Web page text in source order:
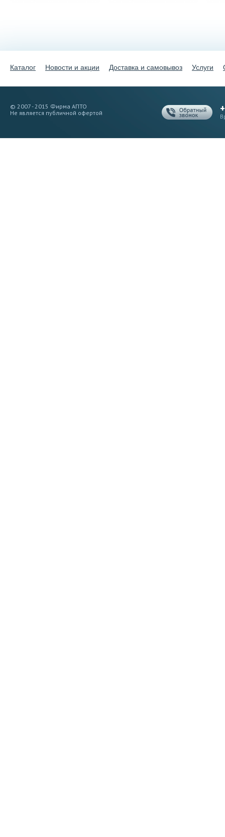
Каталог Новости и акции Доставка и самовывоз Услуги
© 2007 - 2015 Фирма АПТО
Не является публичной офертой